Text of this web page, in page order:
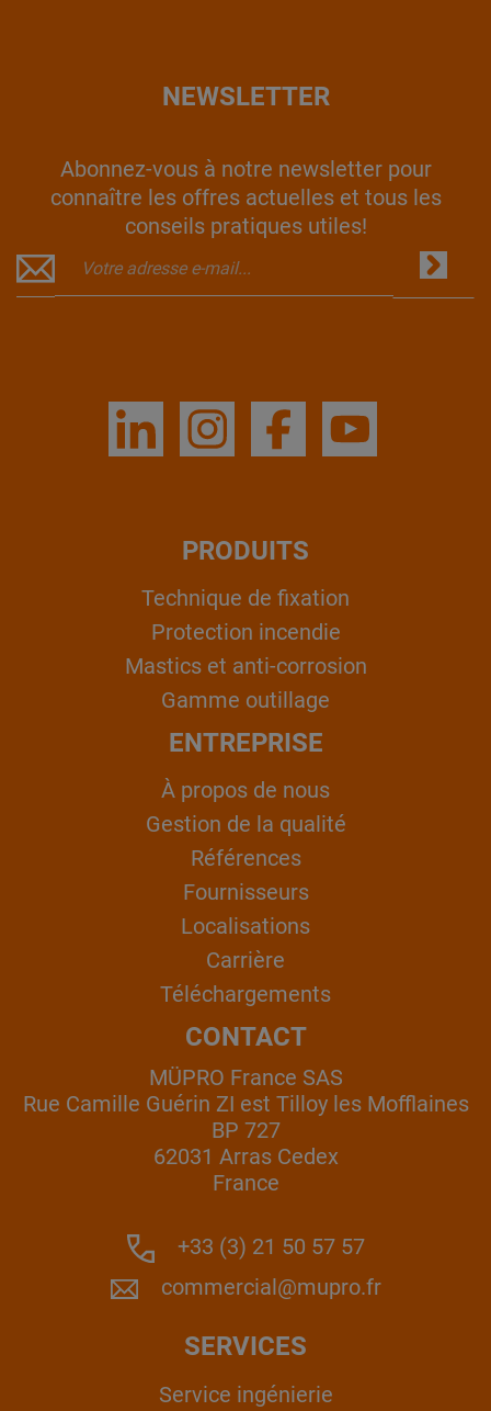
NEWSLETTER
Abonnez-vous à notre newsletter pour
connaître les offres actuelles et tous les
conseils pratiques utiles!
PRODUITS
Technique de fixation
Protection incendie
Mastics et anti-corrosion
Gamme outillage
ENTREPRISE
À propos de nous
Gestion de la qualité
Références
Fournisseurs
Localisations
Carrière
Téléchargements
CONTACT
MÜPRO France SAS
Rue Camille Guérin ZI est Tilloy les Mofflaines
BP 727
62031 Arras Cedex
France
+33 (3) 21 50 57 57
commercial@mupro.fr
SERVICES
Service ingénierie